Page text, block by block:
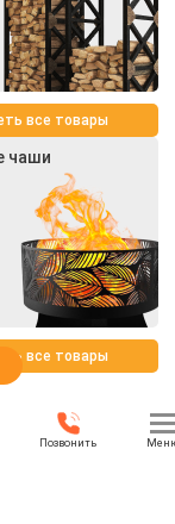
все товары
чаши
все товары
Позвонить